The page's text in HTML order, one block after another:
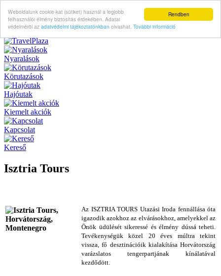
Rendben
Weboldalunk cookie-kat (sütiket) használ a legjobb
felhasználói élmény biztosítás érdekében. Adatai
védelméröl az adatvédelmi tájékoztatónkban olvashat. További információ
Nyaralások
Körutazások
Hajóutak
Kiemelt akciók
Kapcsolat
Kereső
Isztria Tours
Az ISZTRIA TOURS Utazási Iroda fennállása óta
igazodik azokhoz az elvárásokhoz, amelyekkel az
Önök üdülését sikeressé és élmény dússá teheti.
Tevékenységük közel 20 éves múltra tekint
vissza, fő desztinációik kialakítása Horvátország
varázslatos tengerpartjának kínálatával
kezdődött.